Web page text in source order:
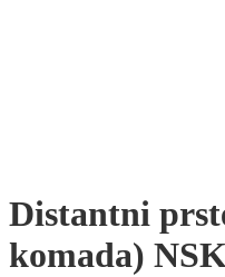
Distantni
komada)